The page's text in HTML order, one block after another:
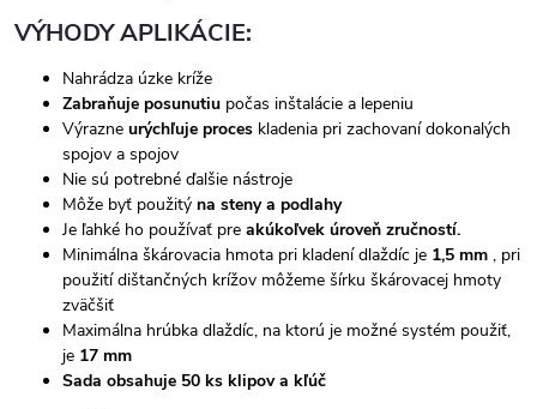
VÝHODY APLIKÁCIE:
Nahrádza úzke kríže
Zabraňuje posunutiu počas inštalácie a lepeniu
Výrazne urýchľuje proces kladenia pri zachovaní dokonalých
spojov a spojov
Nie sú potrebné ďalšie nástroje
Môže byť použitý na steny a podlahy
Je ľahké ho používať pre akúkoľvek úroveň zručností.
Minimálna škárovacia hmota pri kladení dlaždíc je 1,5 mm , pri
použití dištančných krížov môžeme šírku škárovacej hmoty
zväčšiť
Maximálna hrúbka dlaždíc, na ktorú je možné systém použiť,
je 17 mm
Sada obsahuje 50 ks klipov a kľúč